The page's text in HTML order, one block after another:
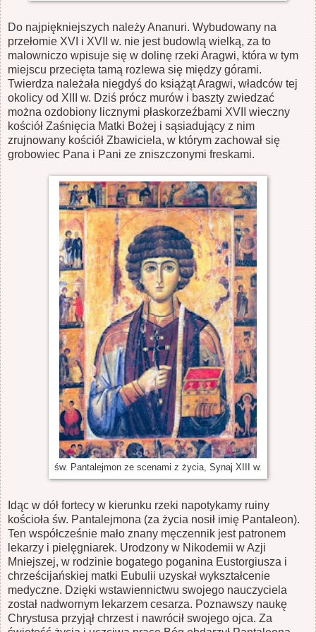
Do najpiękniejszych należy Ananuri. Wybudowany na
przełomie XVI i XVII w. nie jest budowlą wielką, za to
malowniczo wpisuje się w dolinę rzeki Aragwi, która w tym
miejscu przecięta tamą rozlewa się między górami.
Twierdza należała niegdyś do książąt Aragwi, władców tej
okolicy od XIII w. Dziś prócz murów i baszty zwiedzać
można ozdobiony licznymi płaskorzeźbami XVII wieczny
kościół Zaśnięcia Matki Bożej i sąsiadujący z nim
zrujnowany kościół Zbawiciela, w którym zachował się
grobowiec Pana i Pani ze zniszczonymi freskami.
św. Pantalejmon ze scenami z życia, Synaj XIII w.
Idąc w dół fortecy w kierunku rzeki napotykamy ruiny
kościoła św. Pantalejmona (za życia nosił imię Pantaleon).
Ten współcześnie mało znany męczennik jest patronem
lekarzy i pielęgniarek. Urodzony w Nikodemii w Azji
Mniejszej, w rodzinie bogatego poganina Eustorgiusza i
chrześcijańskiej matki Eubulii uzyskał wykształcenie
medyczne. Dzięki wstawiennictwu swojego nauczyciela
został nadwornym lekarzem cesarza. Poznawszy naukę
Chrystusa przyjął chrzest i nawrócił swojego ojca. Za